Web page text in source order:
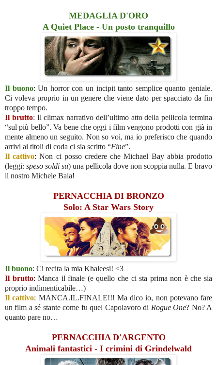
MEDAGLIA D'ORO
A Quiet Place - Un posto tranquillo
Il buono: Un horror con un incipit tanto semplice quanto geniale.
Ci voleva proprio in un genere che viene dato per spacciato da fin
troppo tempo.
Il brutto: Il climax narrativo dell’ultimo atto della pellicola termina
“sul più bello”. Va bene che oggi i film vengono prodotti con già in
mente almeno un seguito. Non so voi, ma io preferisco che quando
arrivi ai titoli di coda ci sia scritto “Fine”.
Il cattivo: Non ci posso credere che Michael Bay abbia prodotto
(leggi: speso soldi su) una pellicola dove non scoppia nulla. E bravo
il nostro Michele Baia!
PERNACCHIA DI BRONZO
Solo: A Star Wars Story
Il buono: Ci recita la mia Khaleesi! <3
Il brutto: Manca il finale (e quello che ci sta prima non è che sia
proprio indimenticabile…)
Il cattivo: MANCA.IL.FINALE!!! Ma dico io, non potevano fare
un film a sé stante come fu quel Capolavoro di Rogue One? No? A
quanto pare no…
PERNACCHIA D'ARGENTO
Animali fantastici - I crimini di Grindelwald